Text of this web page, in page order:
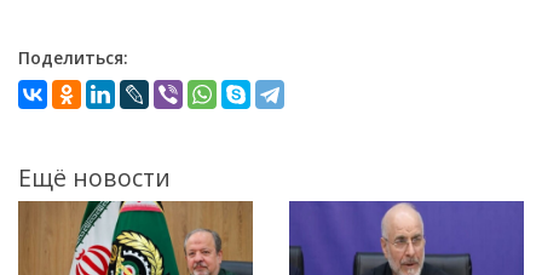
Поделиться:
Ещё новости